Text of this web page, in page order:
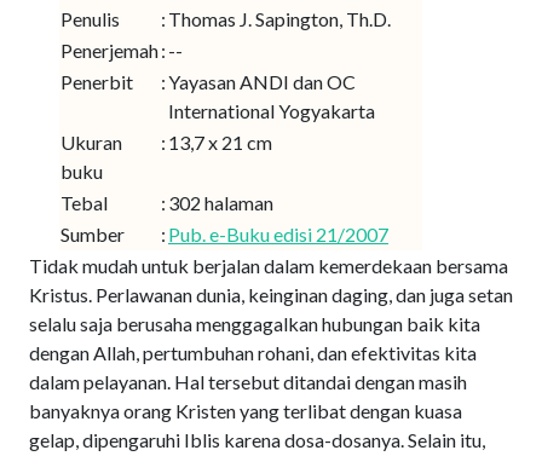
Penulis
: Thomas J. Sapington, Th.D.
Penerjemah: --
Penerbit
:Yayasan ANDI dan OC
International Yogyakarta
Ukuran
buku
: 13,7 x 21 cm
Tebal : 302 halaman
Sumber
: Pub. e-Buku edisi 21/2007
Tidak mudah untuk berjalan dalam kemerdekaan bersama
Kristus. Perlawanan dunia, keinginan daging, dan juga setan
selalu saja berusaha menggagalkan hubungan baik kita
dengan Allah, pertumbuhan rohani, dan efektivitas kita
dalam pelayanan. Hal tersebut ditandai dengan masih
banyaknya orang Kristen yang terlibat dengan kuasa
gelap, dipengaruhi Iblis karena dosa-dosanya. Selain itu,